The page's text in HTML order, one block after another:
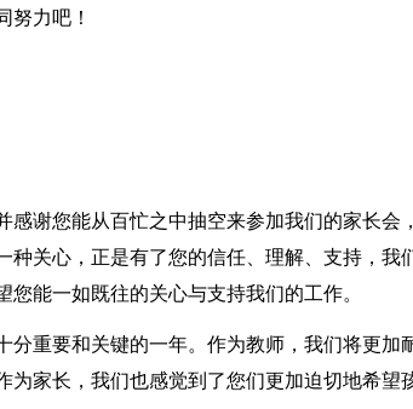
努力吧！
谢您能从百忙之中抽空来参加我们的家长会，
关心，正是有了您的信任、理解、支持，我
能一如既往的关心与支持我们的工作。
分重要和关键的一年。作为教师，我们将更加
为家长，我们也感觉到了您们更加迫切地希望